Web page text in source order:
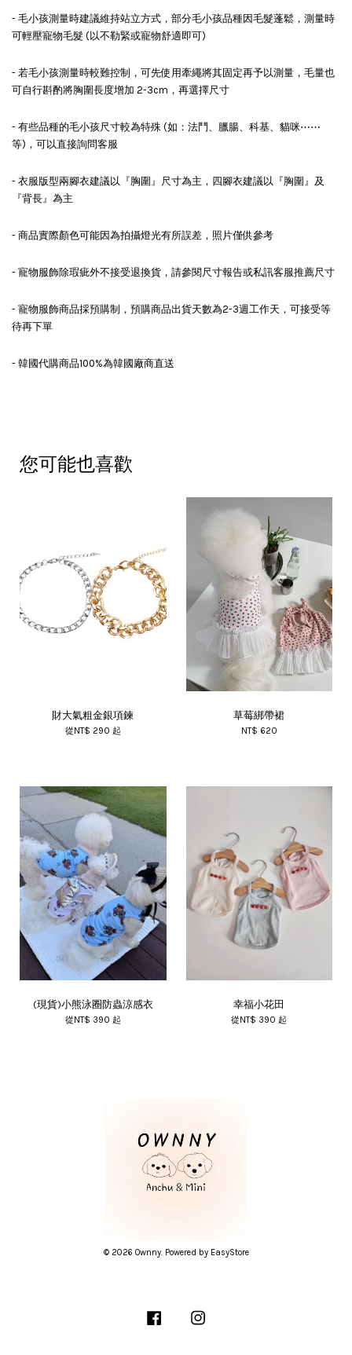
- 毛小孩測量時建議維持站立方式，部分毛小孩品種因毛髮蓬鬆，測量時
可輕壓寵物毛髮 (以不勒緊或寵物舒適即可)
- 若毛小孩測量時較難控制，可先使用牽繩將其固定再予以測量，毛量也
可自行斟酌將胸圍長度增加 2-3cm，再選擇尺寸
- 有些品種的毛小孩尺寸較為特殊 (如：法鬥、臘腸、科基、貓咪⋯⋯
等)，可以直接詢問客服
- 衣服版型兩腳衣建議以『胸圍』尺寸為主，四腳衣建議以『胸圍』及
『背長』為主
- 商品實際顏色可能因為拍攝燈光有所誤差，照片僅供參考
- 寵物服飾除瑕疵外不接受退換貨，請參閱尺寸報告或私訊客服推薦尺寸
- 寵物服飾商品採預購制，預購商品出貨天數為2-3週工作天，可接受等
待再下單
- 韓國代購商品100%為韓國廠商直送
您可能也喜歡
財大氣粗金銀項鍊
從NT$ 290 起
草莓綁帶裙
NT$ 620
(現貨)小熊泳圈防蟲涼感衣
從NT$ 390 起
幸福小花田
從NT$ 390起
© 2026 Ownny. Powered by EasyStore
Facebook